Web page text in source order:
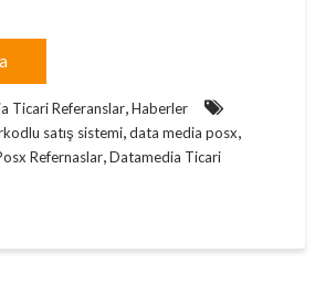
Ticari Referanslar,Haberler
satış sistemi,data media posx,
Refernaslar,Datamedia Ticari